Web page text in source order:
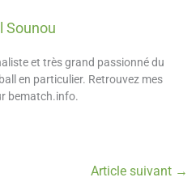
Sounou
et très grand passionné du
en particulier. Retrouvez mes
bematch.info.
Article suivant →